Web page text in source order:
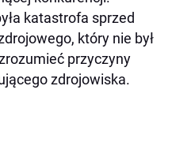
katastrofa sprzed
który nie był
przyczyny
zdrojowiska.